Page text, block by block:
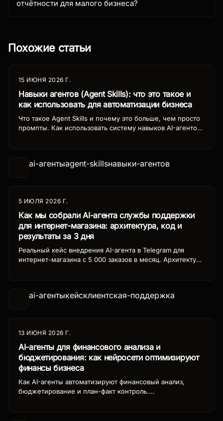
отчётности для малого бизнеса?
Похожие статьи
15 ИЮНЯ 2026 Г.
Навыки агентов (Agent Skills): что это такое и
как использовать для автоматизации бизнеса
Что такое Agent Skills и почему это больше, чем просто
промпты. Как использовать систему навыков AI-агентов
ai-агентыagent-skillsнавыки-агентов
5 ИЮЛЯ 2026 Г.
Как мы собрали AI-агента службы поддержки
для интернет-магазина: архитектура, код и
результаты за 3 дня
Реальный кейс внедрения AI-агента в Telegram для
интернет-магазина с 5 000 заказов в месяц. Архитектура
ai-агентыкейсклиентская-поддержка
13 ИЮНЯ 2026 Г.
AI-агенты для финансового анализа и
бюджетирования: как нейросети оптимизируют
финансы бизнеса
Как AI-агенты автоматизируют финансовый анализ,
бюджетирование и план-факт контроль.